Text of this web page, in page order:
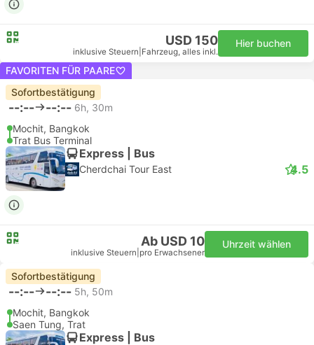
USD 150
inklusive Steuern Fahrzeug, alles inkl.
Hier buchen
FAVORITEN FÜR PAARE
Sofortbestätigung
--:-- --:-- 6h, 30m
Mochit, Bangkok
Trat Bus Terminal
Express | Bus
Cherdchai Tour East 4.5
Ab USD 10
inklusive Steuern pro Erwachsener
Uhrzeit wählen
Sofortbestätigung
--:-- --:-- 5h, 50m
Mochit, Bangkok
Saen Tung, Trat
Express | Bus